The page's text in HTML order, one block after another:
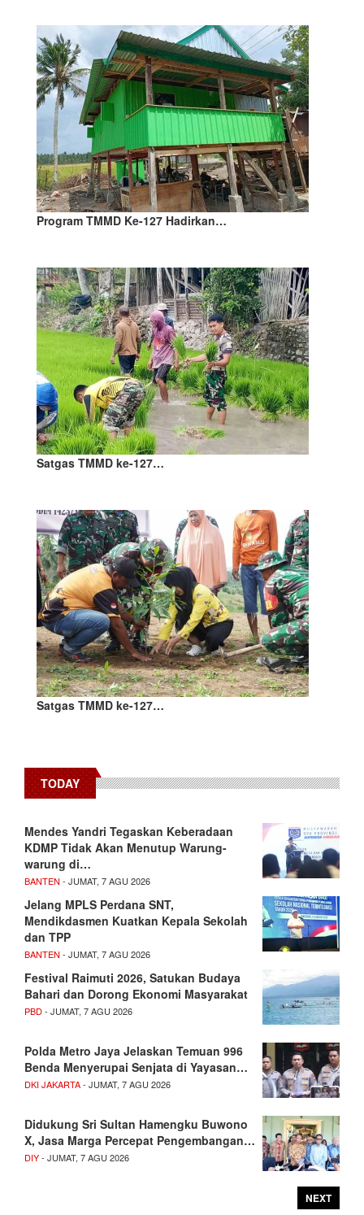
Program TMMD Ke-127 Hadirkan…
Satgas TMMD ke-127…
Satgas TMMD ke-127…
TODAY
Mendes Yandri Tegaskan Keberadaan
KDMP Tidak Akan Menutup Warung-
warung di…
BANTEN - JUMAT, 7 AGU 2026
Jelang MPLS Perdana SNT,
Mendikdasmen Kuatkan Kepala Sekolah
dan TPP
BANTEN - JUMAT, 7 AGU 2026
Festival Raimuti 2026, Satukan Budaya
Bahari dan Dorong Ekonomi Masyarakat
PBD- JUMAT, 7 AGU 2026
Polda Metro Jaya Jelaskan Temuan 996
Benda Menyerupai Senjata di Yayasan…
DKI JAKARTA- JUMAT, 7 AGU 2026
Didukung Sri Sultan Hamengku Buwono
X, Jasa Marga Percepat Pengembangan…
DIY- JUMAT, 7 AGU 2026
NEXT